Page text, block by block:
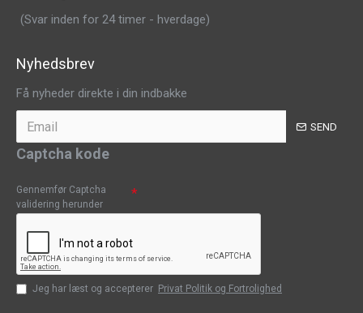
(Svar inden for 24 timer - hverdage)
Nyhedsbrev
Få nyheder direkte i din indbakke
SEND
Captcha kode
Gennemfør Captcha
validering herunder
Jeg har læst og accepterer Privat Politik og Fortrolighed